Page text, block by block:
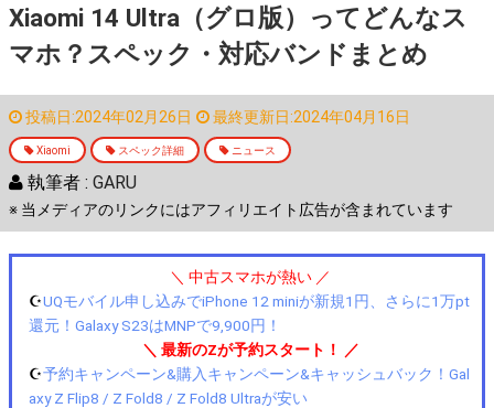
Xiaomi 14 Ultra（グロ版）ってどんなス
マホ？スペック・対応バンドまとめ
投稿日:2024年02月26日 最終更新日:2024年04月16日
Xiaomi スペック詳細 ニュース
執筆者 : GARU
※ 当メディアのリンクにはアフィリエイト広告が含まれています
＼ 中古スマホが熱い ／
☪️UQモバイル申し込みでiPhone 12 miniが新規1円、さらに1万pt
還元！Galaxy S23はMNPで9,900円！
＼ 最新のZが予約スタート！ ／
☪️予約キャンペーン&購入キャンペーン&キャッシュバック！Gal
axy Z Flip8 / Z Fold8 / Z Fold8 Ultraが安い